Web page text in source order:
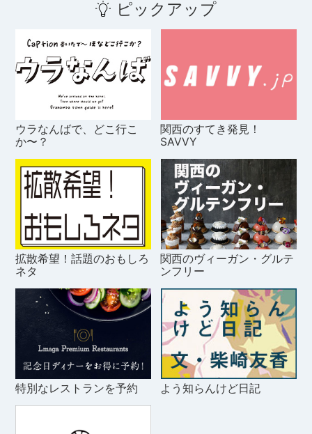
ピックアップ
ウラなんばで、どこ行こ
か〜？
関西のすてき発見！
SAVVY
拡散希望！話題のおもしろ
ネタ
関西のヴィーガン・グルテ
ンフリー
特別なレストランを予約 よう知らんけど日記